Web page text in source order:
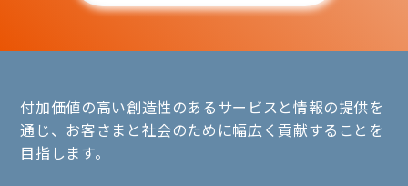
付加価値の高い創造性のあるサービスと情報の提供を
通じ、お客さまと社会のために幅広く貢献することを
目指します。